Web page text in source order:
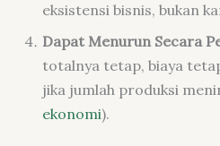
eksistensi bisnis, bukan
Dapat Menurun Secara
totalnya tetap, biaya
jika jumlah produksi
ekonomi).